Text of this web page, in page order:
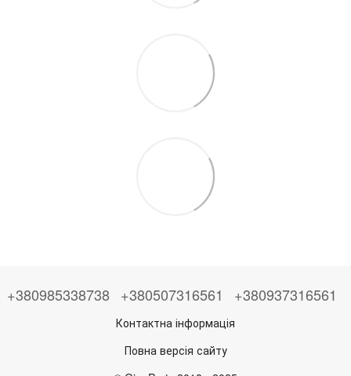
+380985338738 +380507316561 +380937316561
Контактна інформація
Повна версія сайту